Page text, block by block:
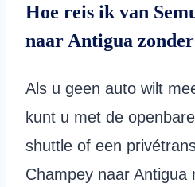
Hoe reis ik van
naar Antigua
Als u geen auto wilt
kunt u met de
shuttle of een
Champey naar Antigua